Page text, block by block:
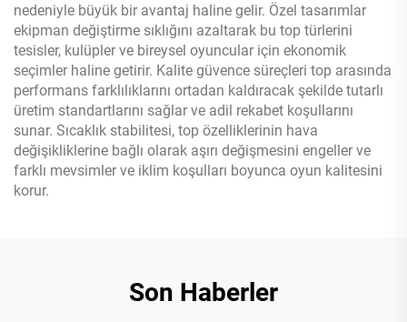
nedeniyle büyük bir avantaj haline gelir. Özel tasarımlar
ekipman değiştirme sıklığını azaltarak bu top türlerini
tesisler, kulüpler ve bireysel oyuncular için ekonomik
seçimler haline getirir. Kalite güvence süreçleri top arasında
performans farklılıklarını ortadan kaldıracak şekilde tutarlı
üretim standartlarını sağlar ve adil rekabet koşullarını
sunar. Sıcaklık stabilitesi, top özelliklerinin hava
değişikliklerine bağlı olarak aşırı değişmesini engeller ve
farklı mevsimler ve iklim koşulları boyunca oyun kalitesini
korur.
Son Haberler